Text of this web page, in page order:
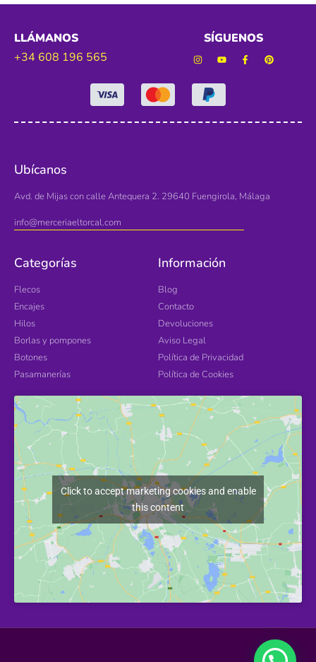
LLÁMANOS
+34 608 196 565
SÍGUENOS
Ubícanos
Avd. de Mijas con calle Antequera 2. 29640 Fuengirola, Málaga
info@merceriaeltorcal.com
Categorías
Flecos
Encajes
Hilos
Borlas y pompones
Botones
Pasamanerías
Información
Blog
Contacto
Devoluciones
Aviso Legal
Política de Privacidad
Política de Cookies
Click to accept marketing cookies and enable
this content